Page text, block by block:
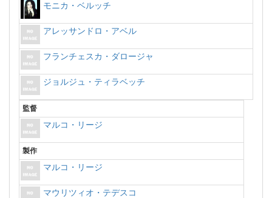
モニカ・ベルッチ
アレッサンドロ・アベル
フランチェスカ・ダロージャ
ジョルジュ・ティラベッチ
監督
マルコ・リージ
製作
マルコ・リージ
マウリツィオ・テデスコ